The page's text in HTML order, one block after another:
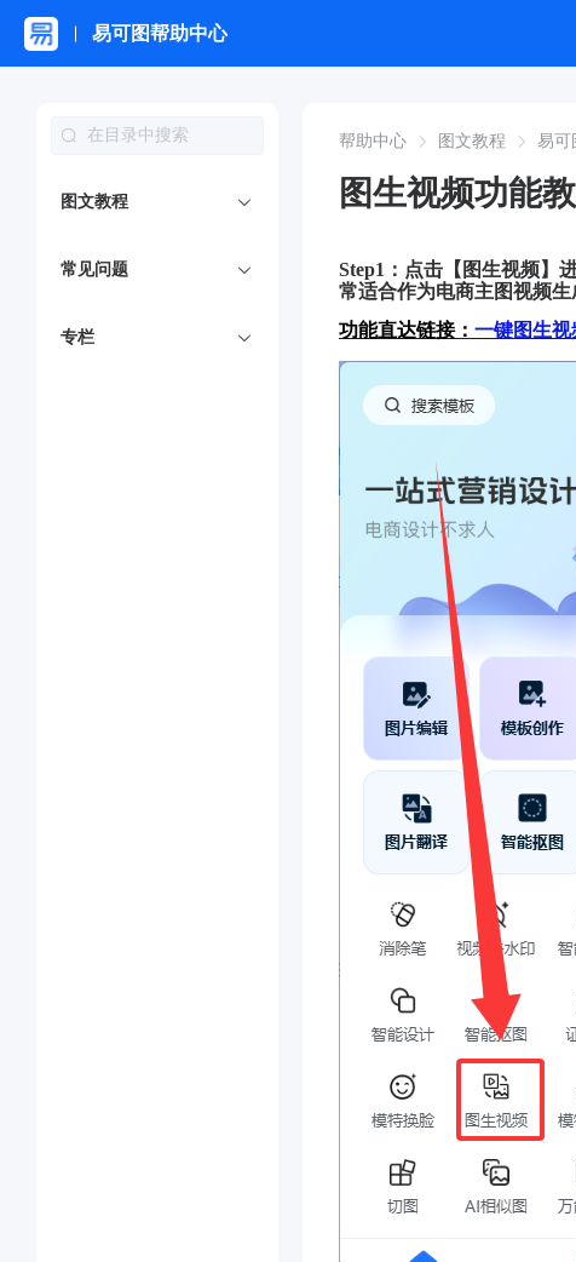
易可图帮助中心
图文教程
常见问题
专栏
帮助中心 图文教程 易可
图生视频功能
Step1：点击【图生视频】
常适合作为电商主图视频生
功能直达链接： 一键图生视